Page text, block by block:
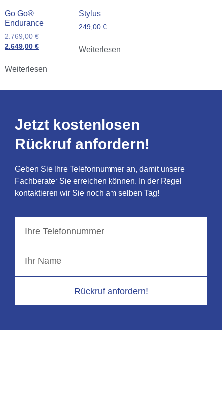
Go Go®
Endurance
2.769,00€
2.649,00 €
Weiterlesen
Stylus
249,00€
Weiterlesen
Jetzt kostenlosen
Rückruf anfordern!
Geben Sie Ihre Telefonnummer an, damit unsere
Fachberater Sie erreichen können. In der Regel
kontaktieren wir Sie noch am selben Tag!
Rückruf anfordern!